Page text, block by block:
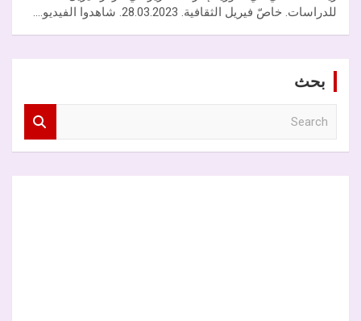
للدراسات. خاصّ فيريل الثقافية. 28.03.2023. شاهدوا الفيديو.…
بحث